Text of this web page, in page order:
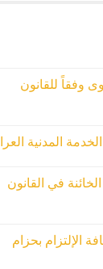
وفقاً للقانون
المدنية
في القانون
الإلتزام بحزام